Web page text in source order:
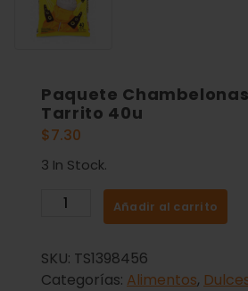
Paquete
Tarrito 40u
$7.30
3 In Stock.
Añadir al carrito
SKU: TS1398456
Categorías: Alimentos,